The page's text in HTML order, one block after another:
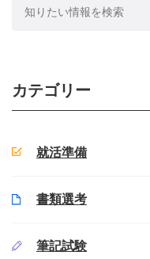
カテゴリー
就活準備
書類選考
筆記試験